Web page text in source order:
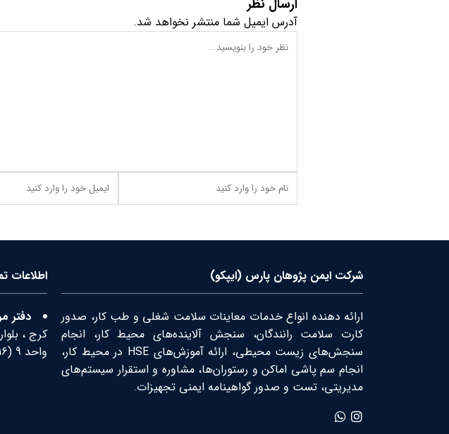
ارسال نظر
آدرس ایمیل شما منتشر نخواهد شد.
شرکت ایمن پژوهان پارس (ایپکو)
ارائه دهنده انواع خدمات معاینات سلامت شغلی و طب کار، صدور
کارت سلامت رانندگان، سنجش آلاینده‌های محیط کار، انجام
سنجش‌های زیست محیطی، ارائه آموزش‌های HSE در محیط کار،
انجام سم پاشی اماکن و رستوران‌ها، مشاوره و استقرار سیستم‌های
مدیریتی، تست و صدور گواهینامه ایمنی تجهیزات.
اطلاعات
دفتر
کرج ،
واحد 9 (